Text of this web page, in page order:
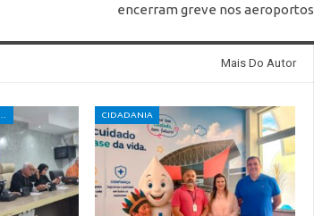
encerram greve nos aeroportos
Mais Do Autor
CIDADANIA